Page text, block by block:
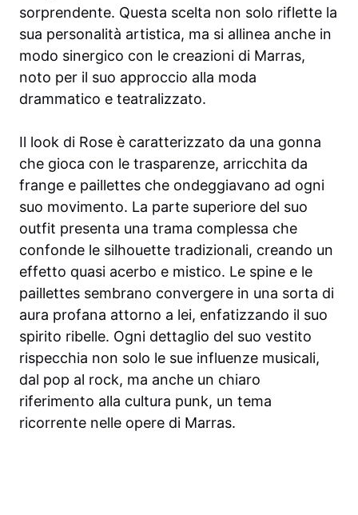
sorprendente. Questa scelta non solo riflette la
sua personalità artistica, ma si allinea anche in
modo sinergico con le creazioni di Marras,
noto per il suo approccio alla moda
drammatico e teatralizzato.
Il look di Rose è caratterizzato da una gonna
che gioca con le trasparenze, arricchita da
frange e paillettes che ondeggiavano ad ogni
suo movimento. La parte superiore del suo
outfit presenta una trama complessa che
confonde le silhouette tradizionali, creando un
effetto quasi acerbo e mistico. Le spine e le
paillettes sembrano convergere in una sorta di
aura profana attorno a lei, enfatizzando il suo
spirito ribelle. Ogni dettaglio del suo vestito
rispecchia non solo le sue influenze musicali,
dal pop al rock, ma anche un chiaro
riferimento alla cultura punk, un tema
ricorrente nelle opere di Marras.